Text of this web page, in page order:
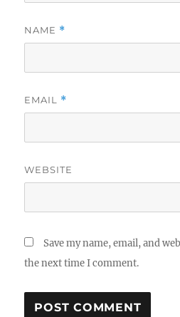
NAME *
EMAIL *
WEBSITE
Save my name, email, and
the next time I comment.